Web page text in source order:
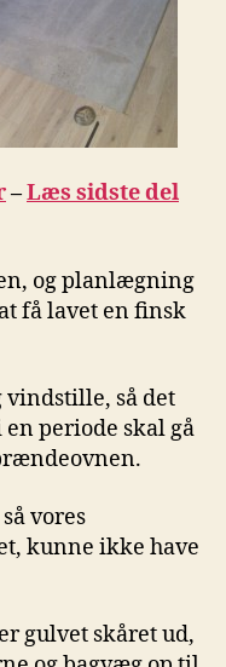
–Læs sidste del
og planlægning
få lavet en finsk
vindstille, så det
periode skal gå
vores
kunne ikke have
gulvet skåret ud,